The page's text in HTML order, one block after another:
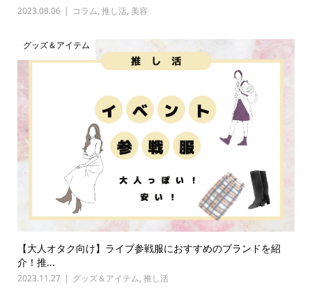
2023.08.06 コラム, 推し活, 美容
グッズ＆アイテム
【大人オタク向け】ライブ参戦服におすすめのブランドを紹
介！推...
2023.11.27 グッズ＆アイテム, 推し活